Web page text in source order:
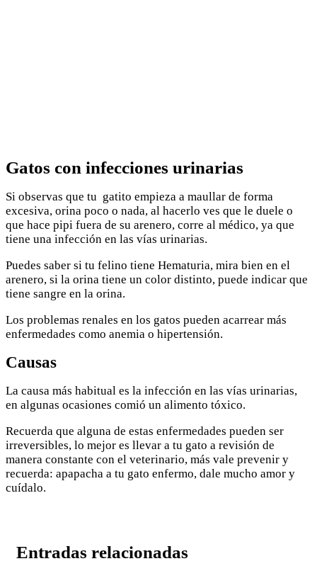
Gatos con infecciones urinarias
Si observas que tu gatito empieza a maullar de forma
excesiva, orina poco o nada, al hacerlo ves que le duele o
que hace pipi fuera de su arenero, corre al médico, ya que
tiene una infección en las vías urinarias.
Puedes saber si tu felino tiene Hematuria, mira bien en el
arenero, si la orina tiene un color distinto, puede indicar que
tiene sangre en la orina.
Los problemas renales en los gatos pueden acarrear más
enfermedades como anemia o hipertensión.
Causas
La causa más habitual es la infección en las vías urinarias,
en algunas ocasiones comió un alimento tóxico.
Recuerda que alguna de estas enfermedades pueden ser
irreversibles, lo mejor es llevar a tu gato a revisión de
manera constante con el veterinario, más vale prevenir y
recuerda: apapacha a tu gato enfermo, dale mucho amor y
cuídalo.
Entradas relacionadas